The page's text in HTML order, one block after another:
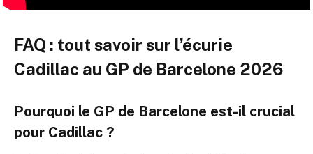
FAQ : tout savoir sur l’écurie
Cadillac au GP de Barcelone 2026
Pourquoi le GP de Barcelone est-il crucial
pour Cadillac ?